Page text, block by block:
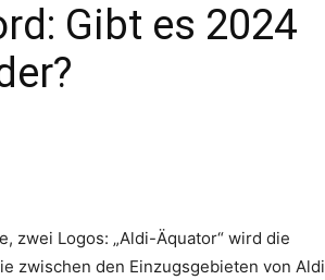
Gibt es 2024
zwei Logos: „Aldi-Äquator“ wird die
zwischen den Einzugsgebieten von Aldi